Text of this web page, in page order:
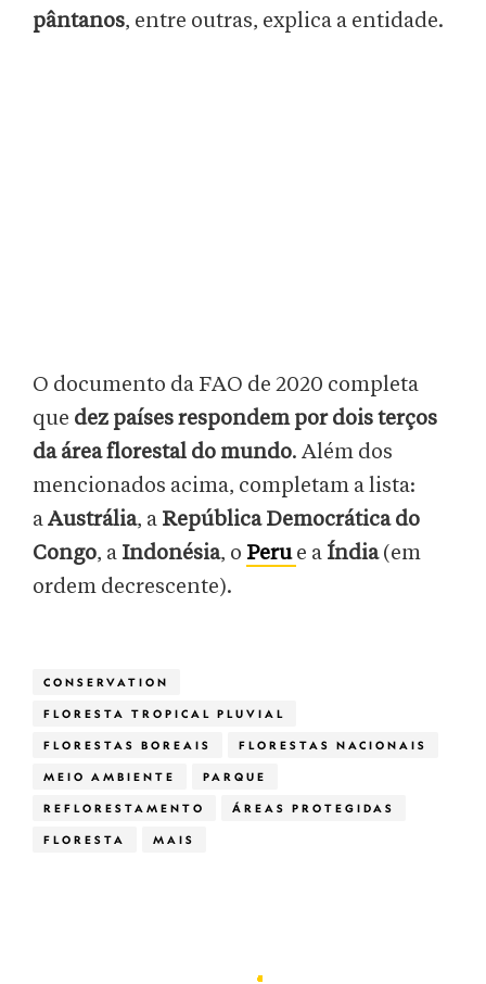
pântanos, entre outras, explica a entidade.
O documento da FAO de 2020 completa
que dez países respondem por dois terços
da área florestal do mundo. Além dos
mencionados acima, completam a lista:
aAustrália, a República Democrática do
Congo, a Indonésia, o Peru e a Índia(em
ordem decrescente).
CONSERVATION
FLORESTA TROPICAL PLUVIAL
FLORESTAS BOREAIS FLORESTAS NACIONAIS
MEIO AMBIENTE PARQUE
REFLORESTAMENTO ÁREAS PROTEGIDAS
FLORESTA MAIS